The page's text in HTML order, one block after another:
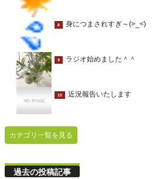
8 身につまされすぎ～(>_<)
9 ラジオ始めました＾＾
10 近況報告いたします
カテゴリ一覧を見る
過去の投稿記事